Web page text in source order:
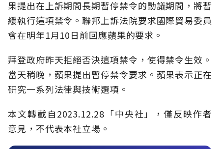
果提出在上訴期間長期暫停禁令的動議期間，將暫
緩執行這項禁令。聯邦上訴法院要求國際貿易委員
會在明年1月10日前回應蘋果的要求。
拜登政府昨天拒絕否決這項禁令，使得禁令生效。
當天稍晚，蘋果提出暫停禁令要求。蘋果表示正在
研究一系列法律與技術選項。
本文轉載自2023.12.28「中央社」，僅反映作者
意見，不代表本社立場。